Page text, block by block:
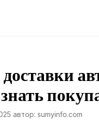
автор: sumyinfo.com